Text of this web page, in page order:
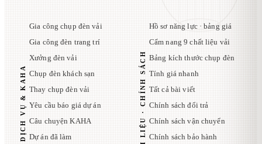
DỊCH VỤ & KAHA
Gia công chụp đèn vải
Gia công đèn trang trí
Xưởng đèn vải
Chụp đèn khách sạn
Thay chụp đèn vải
Yêu cầu báo giá dự án
Câu chuyện KAHA
Dự án đã làm
TÀI LIỆU · CHÍNH SÁCH
Hồ sơ năng lực · bảng giá
Cẩm nang 9 chất liệu vải
Bảng kích thước chụp đèn
Tính giá nhanh
Tất cả bài viết
Chính sách đổi trả
Chính sách vận chuyển
Chính sách bảo hành